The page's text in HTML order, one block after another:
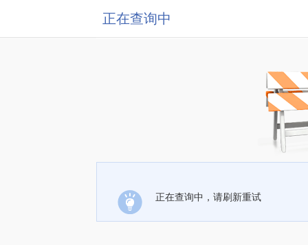
正在查询中
正在查询中，请刷新重试